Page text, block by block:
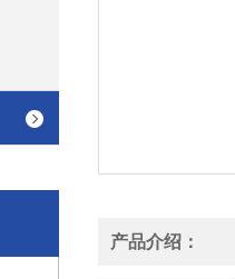
产品介绍：